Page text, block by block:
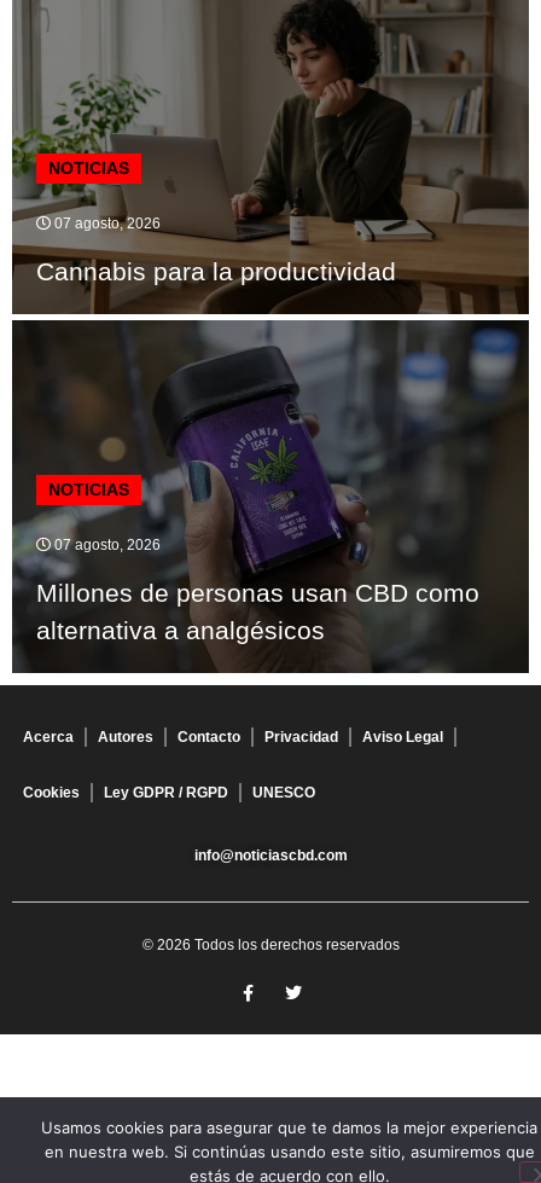
NOTICIAS
07 agosto, 2026
Cannabis para la productividad
NOTICIAS
07 agosto, 2026
Millones de personas usan CBD como
alternativa a analgésicos
Acerca Autores Contacto Privacidad Aviso Legal
Cookies Ley GDPR / RGPD UNESCO
info@noticiascbd.com
© 2026 Todos los derechos reservados
Usamos cookies para asegurar que te damos la mejor experiencia
en nuestra web. Si continúas usando este sitio, asumiremos que
estás de acuerdo con ello.